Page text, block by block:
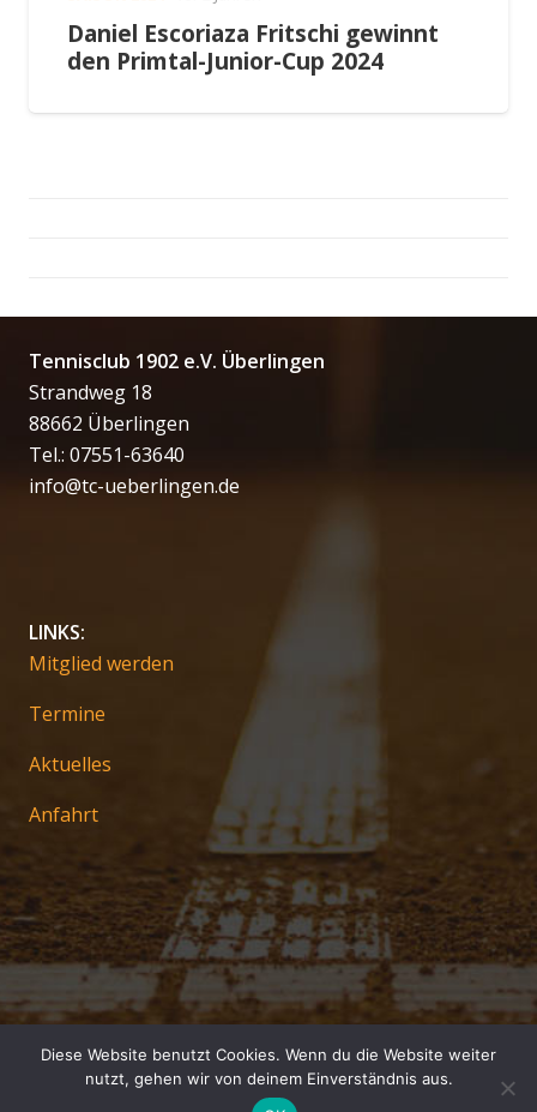
Daniel Escoriaza Fritschi gewinnt
den Primtal-Junior-Cup 2024
Tennisclub 1902 e.V. Überlingen
Strandweg 18
88662 Überlingen
Tel.: 07551-63640
info@tc-ueberlingen.de
LINKS:
Mitglied werden
Termine
Aktuelles
Anfahrt
Impressum
Diese Website benutzt Cookies. Wenn du die Website weiter
nutzt, gehen wir von deinem Einverständnis aus.